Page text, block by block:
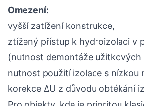
Omezení:
vyšší zatížení konstrukce,
ztížený přístup k hydroizolaci v
(nutnost demontáže užitkových
nutnost použití izolace s nízkou
korekce ΔU z důvodu obtékání